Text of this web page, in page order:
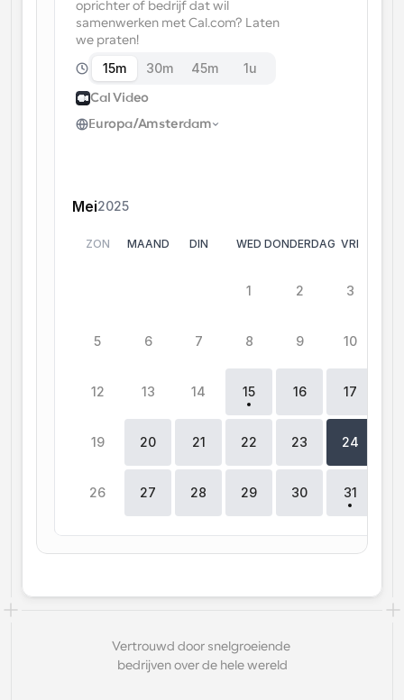
Supercharged planning met AI-gestuurde
Workflow
Automatiseer planning en herinneringen
Blog
Boek naadloos vergaderingen met meerdere mensen
oprichter of bedrijf dat wil
samenwerken met Cal.com? Laten
we praten!
15m 30m 45m 1u
Cal Video
Europa/Amsterdam
Mei2025
ZON MAAND DIN WED DONDERDAG VRI
1 2 3
5 6 7 8 9 10
12 13 14 15 16 17
19 20 21 22 23 24
26 27 28 29 30 31
Vertrouwd door snelgroeiende
bedrijven over de hele wereld